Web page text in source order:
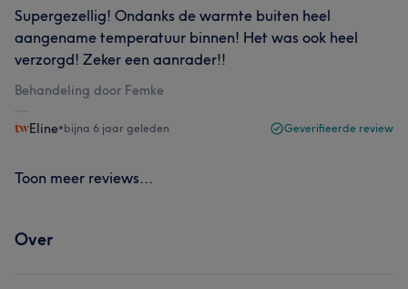
Supergezellig! Ondanks de warmte buiten heel
aangename temperatuur binnen! Het was ook heel
verzorgd! Zeker een aanrader!!
Behandeling door Femke
Eline•bijna 6 jaar geleden Geverifieerde review
Toon meer reviews...
Over